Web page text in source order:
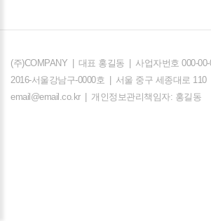
(주)COMPANY 대표 홍길동 사업자번호 000-
2016-서울강남구-0000호
서울 중구 세종대로 110
email@email.co.kr
개인정보관리책임자: 홍길동